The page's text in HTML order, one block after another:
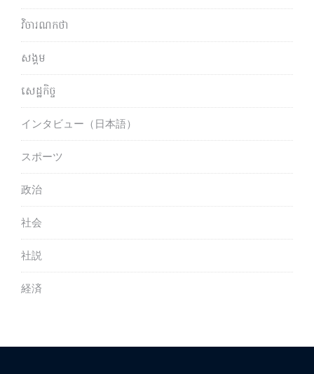
វិចារណកថា
សង្គម
សេដ្ឋកិច្ច
インタビュー（日本語）
スポーツ
政治
社会
社説
経済